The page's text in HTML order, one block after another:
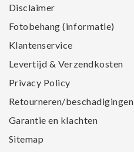
Disclaimer
Fotobehang (informatie)
Klantenservice
Levertijd & Verzendkosten
Privacy Policy
Retourneren/beschadigingen
Garantie en klachten
Sitemap